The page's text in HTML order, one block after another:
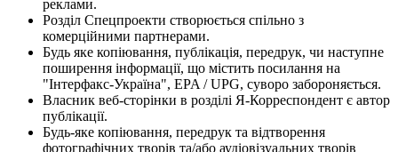
реклами.
Розділ Спецпроекти створюється спільно з
комерційними партнерами.
Будь яке копіювання, публікація, передрук, чи наступне
поширення інформації, що містить посилання на
"Інтерфакс-Україна", EPA / UPG, суворо забороняється.
Власник веб-сторінки в розділі Я-Корреспондент є автор
публікації.
Будь-яке копіювання, передрук та відтворення
фотографічних творів та/або аудіовізуальних творів